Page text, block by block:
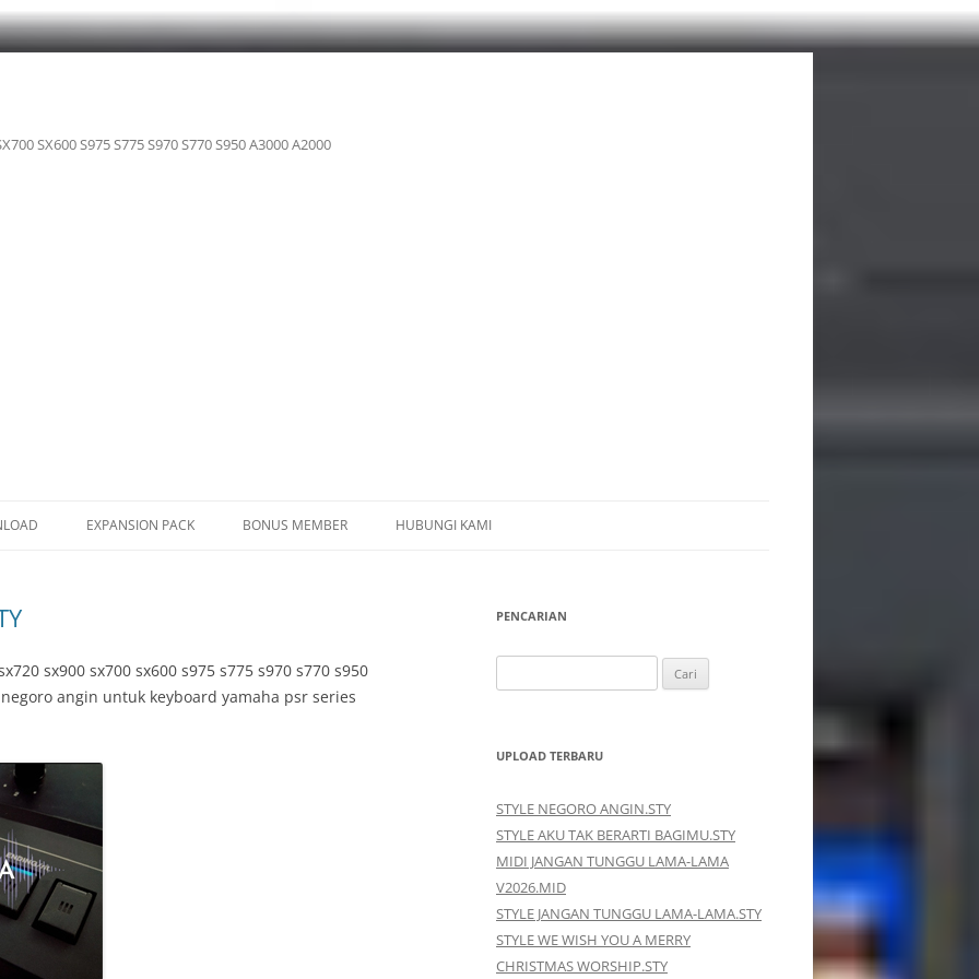
SX600 S975 S775 S970 S770 S950 A3000 A2000
YAMAHA
MEMORY
/ SF2
INFO.N27
SERIES
EXPANSION PACK
PSR S970 S770
BONUS MEMBER HUBUNGI KAMI
sx900 sx700 sx600 s975 s775 s970 s770 s950
angin untuk keyboard yamaha psr series
PENCARIAN
untuk:
UPLOAD TERBARU
STYLE NEGORO ANGIN.STY
STYLE AKU TAK BERARTI BAGIMU.STY
MIDI JANGAN TUNGGU LAMA-LAMA
V2026.MID
STYLE JANGAN TUNGGU LAMA-LAMA.STY
STYLE WE WISH YOU A MERRY
CHRISTMAS WORSHIP.STY